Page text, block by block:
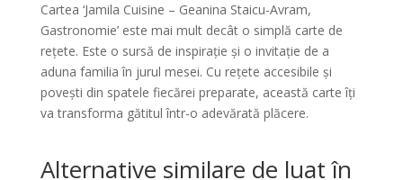
Cartea ‘Jamila Cuisine – Geanina Staicu-Avram,
Gastronomie’ este mai mult decât o simplă carte de
rețete. Este o sursă de inspirație și o invitație de a
aduna familia în jurul mesei. Cu rețete accesibile și
povești din spatele fiecărei preparate, această carte îți
va transforma gătitul într-o adevărată plăcere.
Alternative similare de luat în